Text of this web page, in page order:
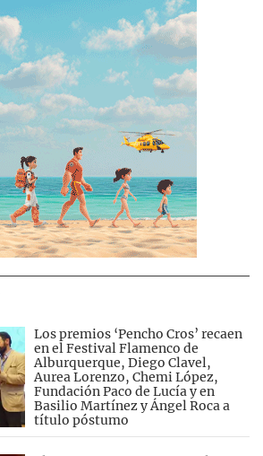
Los premios ‘Pencho Cros’ recaen
en el Festival Flamenco de
Alburquerque, Diego Clavel,
Aurea Lorenzo, Chemi López,
Fundación Paco de Lucía y en
Basilio Martínez y Ángel Roca a
título póstumo